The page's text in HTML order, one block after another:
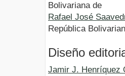
Bolivariana de
Rafael José
República
Diseño
Jamir J. Henríquez